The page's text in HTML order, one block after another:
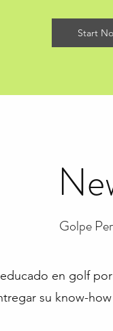
Start
Golpe
en golf
su know-